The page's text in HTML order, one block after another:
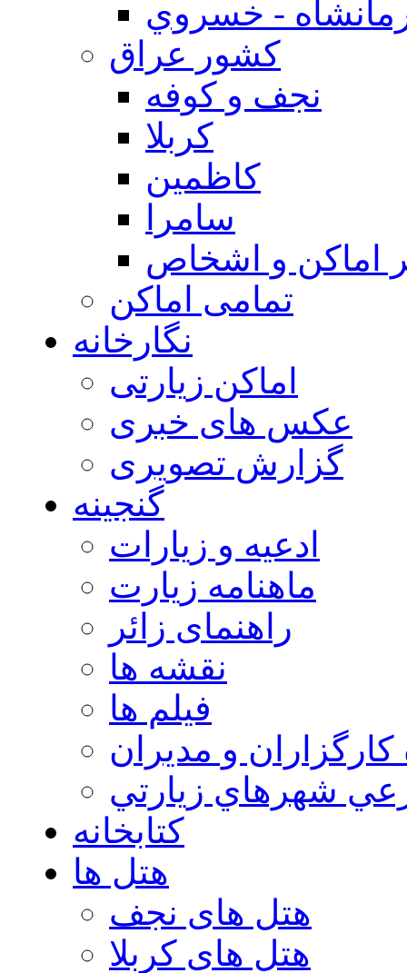
- خسروي
كشور عراق
نجف و كوفه
كربلا
كاظمين
سامرا
اماكن و اشخاص
تمامی اماکن
نگارخانه
اماکن زیارتی
عکس های خبری
گزارش تصویری
گنجینه
ادعیه و زیارات
ماهنامه زیارت
راهنمای زائر
نقشه ها
فیلم ها
كارگزاران و مديران
شهرهاي زيارتي
کتابخانه
هتل ها
هتل های نجف
هتل های کربلا